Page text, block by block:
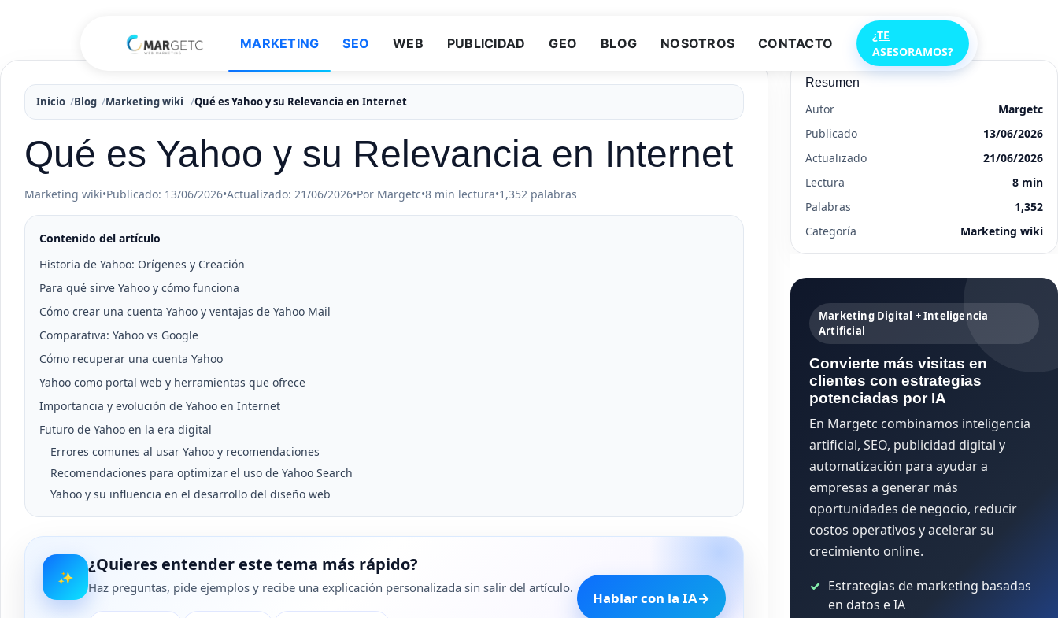
MARKETING SEO WEB PUBLICIDAD GEO BLOG NOSOTROS CONTACTO
¿TE
ASESORAMOS?
Inicio Blog Marketing wiki Qué es Yahoo y su Relevancia en Internet
Qué es Yahoo y su Relevancia en Internet
Marketing wiki•Publicado: 13/06/2026•Actualizado: 21/06/2026•Por Margetc•8 min lectura•1,352 palabras
Contenido del artículo
Historia de Yahoo: Orígenes y Creación
Para qué sirve Yahoo y cómo funciona
Cómo crear una cuenta Yahoo y ventajas de Yahoo Mail
Comparativa: Yahoo vs Google
Cómo recuperar una cuenta Yahoo
Yahoo como portal web y herramientas que ofrece
Importancia y evolución de Yahoo en Internet
Futuro de Yahoo en la era digital
Errores comunes al usar Yahoo y recomendaciones
Recomendaciones para optimizar el uso de Yahoo Search
Yahoo y su influencia en el desarrollo del diseño web
✨
¿Quieres entender este tema más rápido?
Haz preguntas, pide ejemplos y recibe una explicación personalizada sin salir del artículo.
Hablar con la IA→
Resumen
Autor
Margetc
Publicado
13/06/2026
Actualizado
21/06/2026
Lectura
8 min
Palabras
1,352
Categoría
Marketing wiki
Marketing Digital + Inteligencia
Artificial
Convierte más visitas en
clientes con estrategias
potenciadas por IA
En Margetc combinamos inteligencia
artificial, SEO, publicidad digital y
automatización para ayudar a
empresas a generar más
oportunidades de negocio, reducir
costos operativos y acelerar su
crecimiento online.
Estrategias de marketing basadas
en datos e IA